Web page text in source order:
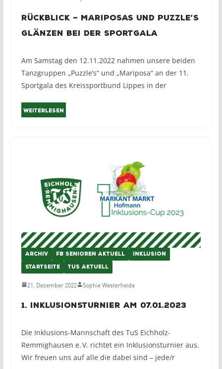
Rückblick – Mariposas und Puzzle’s
glänzen bei der Sportgala
Am Samstag den 12.11.2022 nahmen unsere beiden
Tanzgruppen „Puzzle’s“ und „Mariposa“ an der 11.
Sportgala des Kreissportbund Lippes in der
Weiterlesen
ARCHIV FB SENIOREN AKTUELL INKLUSION
STARTSEITE TUS AKTUELL
21. Dezember 2022 Sophie Westerheide
1. Inklusionsturnier am 07.01.2023
Die Inklusions-Mannschaft des TuS Eichholz-
Remmighausen e. V. richtet ein Inklusionsturnier aus.
Wir freuen uns auf alle die dabei sind – jede/r